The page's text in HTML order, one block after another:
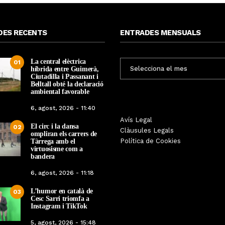
RECENTS
01
La central elèctrica
híbrida entre Guimerà,
Ciutadilla i Passanant i
Belltall obté la declaració
ambiental favorable
6, agost, 2026 - 11:40
02
El circ i la dansa
ompliran els carrers de
Tàrrega amb el
virtuosisme com a
bandera
6, agost, 2026 - 11:18
03
L’humor en català de
Cesc Sarri triomfa a
Instagram i TikTok
5, agost, 2026 - 15:48
ENTRADES MENSUALS
MENSUALS
Avís Legal
Clàusules Legals
Política de Cookies
Les Gastrosàvies protagonitzen
una gran trobada al Món Sant
Benet que referma el valor de la
cuina tradicional
27, novembre, 2025 - 08:28
El respecte a la
protagonista de la
Cinema Espiritual de